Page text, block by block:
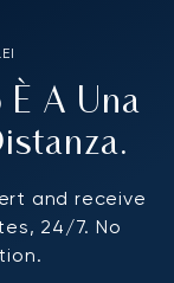
È A Una
and receive
24/7. No